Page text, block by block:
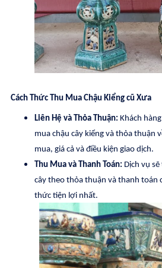
Cách Thức Thu Mua Chậu Kiểng cũ Xưa
Liên Hệ và Thỏa Thuận: Khách
mua chậu cây kiểng và thỏa thuận
mua, giá cả và điều kiện giao dịch.
Thu Mua và Thanh Toán: Dịch vụ
cây theo thỏa thuận và thanh toán
thức tiện lợi nhất.